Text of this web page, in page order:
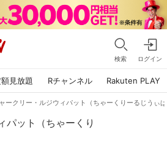
検索 ログイン
額見放題 Rチャンネル Rakuten PLAY
ークリー・ルジウィパット（ちゃーくりーるじうぃ
パット（ちゃーくり